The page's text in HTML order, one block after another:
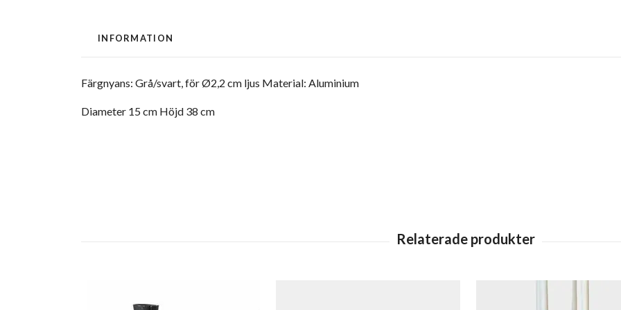
INFORMATION
Färgnyans: Grå/svart, för Ø2,2 cm ljus Material: Aluminium
Diameter 15 cm Höjd 38 cm